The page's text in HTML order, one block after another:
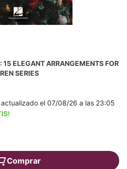
15 ELEGANT ARRANGEMENTS FOR
SERIES
actualizado el 07/08/26 a las 23:05
Comprar